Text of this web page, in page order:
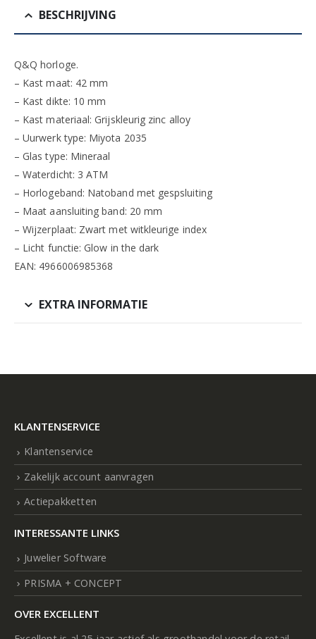
BESCHRIJVING
Q&Q horloge.
– Kast maat: 42 mm
– Kast dikte: 10 mm
– Kast materiaal: Grijskleurig zinc alloy
– Uurwerk type: Miyota 2035
– Glas type: Mineraal
– Waterdicht: 3 ATM
– Horlogeband: Natoband met gespsluiting
– Maat aansluiting band: 20 mm
– Wijzerplaat: Zwart met witkleurige index
– Licht functie: Glow in the dark
EAN: 4966006985368
EXTRA INFORMATIE
KLANTENSERVICE
Klantenservice
Zakelijk account aanvragen
Actiepakketten
INTERESSANTE LINKS
Juwelier Software
PRISMA + CONCEPT
OVER EXCELLENT